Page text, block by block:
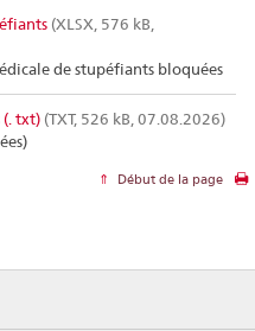
(XLSX, 576 kB,
de stupéfiants bloquées
(. txt) (TXT, 526 kB, 07.08.2026)
Début de la page